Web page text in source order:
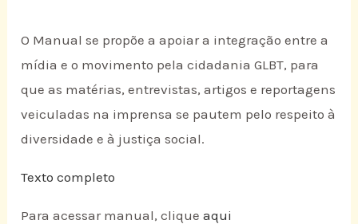
O Manual se propõe a apoiar a integração entre a
mídia e o movimento pela cidadania GLBT, para
que as matérias, entrevistas, artigos e reportagens
veiculadas na imprensa se pautem pelo respeito à
diversidade e à justiça social.
Texto completo
Para acessar manual, cliqueaqui